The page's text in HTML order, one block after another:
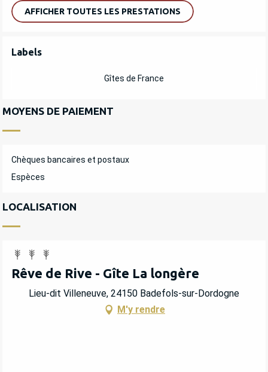
AFFICHER TOUTES LES PRESTATIONS
OFFRES DE PRESTATIONS
Labels
Labels
Gîtes de France
MOYENS DE PAIEMENT
Chèques bancaires et postaux
Espèces
LOCALISATION
Rêve de Rive - Gîte La longère
Lieu-dit Villeneuve, 24150 Badefols-sur-Dordogne
M'y rendre